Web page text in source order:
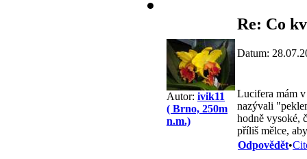
Autor: ivik11
( Brno, 250m
n.m.)
Re: Co
Datum:
Lucifera mám v
nazývali
hodně vysoké,
příliš mělce,
Odpovědět•